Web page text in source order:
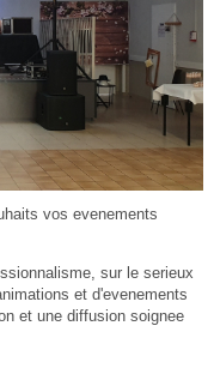
vos evenements
sur le serieux
et d'evenements
et une diffusion soignee